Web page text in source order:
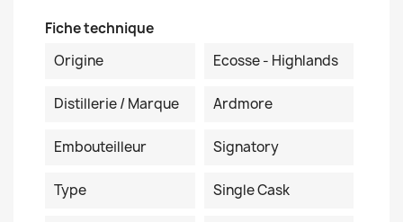
Fiche technique
Origine
Ecosse - Highlands
Distillerie / Marque Ardmore
Embouteilleur Signatory
Type Single Cask